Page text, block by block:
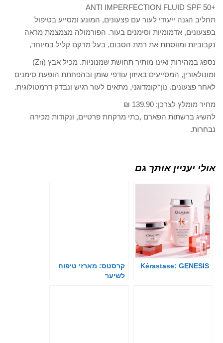
+ANTI IMPERFECTION FLUID SPF 50
תחליב הגנה ייעודי לעור עם פצעונים, המונע ומסייע בטיפול
בפצעונים, אדמומיות וסימנים בעור. הפורמולה מצמצמת מראה
נקבוביות ומווסתת את רמת הסבום, בעל מרקם קליל במיוחד,
נספג במהירות ואינו מותיר תחושת שמנוניות. מכיל אבץ (Zn)
ומונולאורין, המסייעים באיזון עודפי שומן ובהפחתת הופעת סימנים
לאחר פצעונים. נון־קומדוגני, מתאים לעור רגיש ונבדק דרמטולוגית.
מחיר מומלץ לצרכן: 139.90 ₪
להשיג ברשתות הפארם ,בתי מרקחת פרטיים, ונקודות מכירה
נבחרות.
אולי יעניין אותך גם
Kérastase: GENESIS
קרסטס: מארזי טיפוח
לשיער